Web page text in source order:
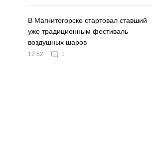
В Магнитогорске стартовал ставший
уже традиционным фестиваль
воздушных шаров
12:52 1